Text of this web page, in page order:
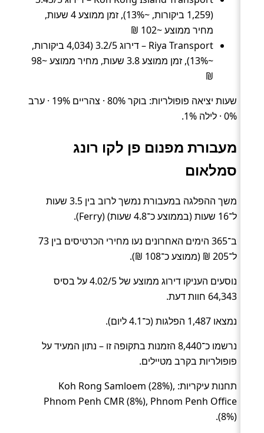
(1,259 ביקורות, ~13%), זמן ממוצע 4 שעות,
מחיר ממוצע ~102 ₪
Riya Transport – דירוג 3.2/5 (4,034 ביקורות,
~13%), זמן ממוצע 3.8 שעות, מחיר ממוצע ~98
₪
שעות יציאה פופולריות: בוקר 80% · צהריים 19% · ערב
0% · לילה 1%.
מעבורת מפנום פן לקו רונג
סמלאום
משך ההפלגה במעבורת נמשך לרוב בין 3.5 שעות
ל־16 שעות (בממוצע כ־4.8 שעות) (Ferry).
ב־365 הימים האחרונים נעו מחירי הכרטיסים בין 73
ל־205 ₪ (ממוצע כ־108 ₪).
נוסעים העניקו דירוג ממוצע של 4.02/5 על בסיס
64,343 חוות דעת.
נמצאו 1,487 הפלגות (כ־4.1 ליום).
נרשמו כ־8,440 הזמנות בתקופה זו – נתון המעיד על
פופולריות בקרב מטיילים.
תחנות עיקריות: Koh Rong Samloem (28%),
Phnom Penh CMR (8%), Phnom Penh Office
(8%).